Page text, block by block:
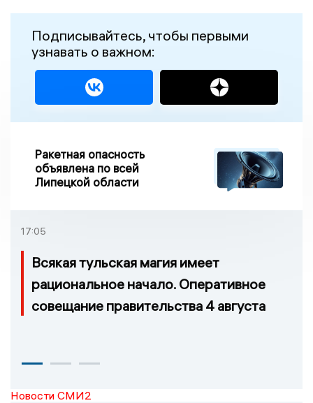
Подписывайтесь, чтобы первыми
узнавать о важном:
Ракетная опасность
объявлена по всей
Липецкой области
17:05
Всякая тульская магия имеет
рациональное начало. Оперативное
совещание правительства 4 августа
Новости СМИ2